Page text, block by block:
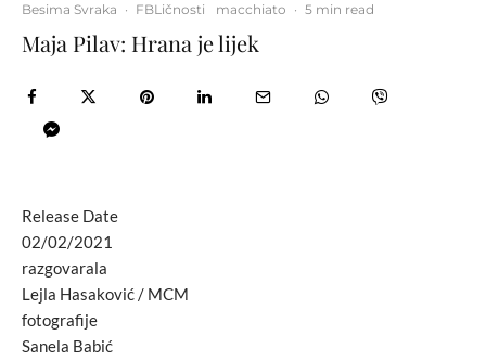
Besima Svraka · FBLičnosti macchiato · 5 min read
Maja Pilav: Hrana je lijek
Release Date
02/02/2021
razgovarala
Lejla Hasaković / MCM
fotografije
Sanela Babić